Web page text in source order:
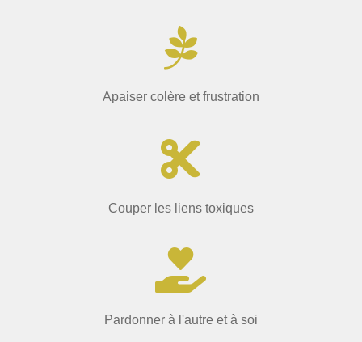

Apaiser colère et frustration

Couper les liens toxiques

Pardonner à l'autre et à soi